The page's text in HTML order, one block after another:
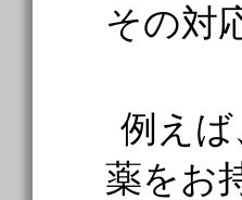
その対
例え
薬をお